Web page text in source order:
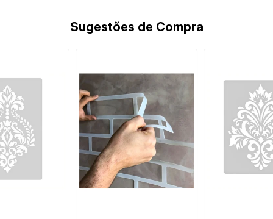
Sugestões de Compra